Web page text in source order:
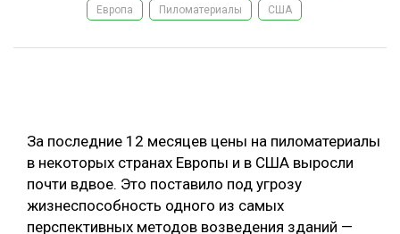
ПРОИЗВОДСТВО ДРЕВЕСНЫХ ПЛИТ
ЦБП
ПОДБОРКИ СТАТЕЙ
Европа Пиломатериалы США
За последние 12 месяцев цены на пиломатериалы
в некоторых странах Европы и в США выросли
почти вдвое. Это поставило под угрозу
жизнеспособность одного из самых
перспективных методов возведения зданий —